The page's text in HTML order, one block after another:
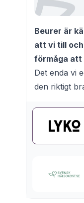
Beurer är
att vi till
förmåga att
Det enda vi
den riktigt